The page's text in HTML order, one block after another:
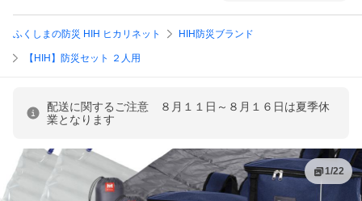
ふくしまの防災 HIH ヒカリネット HIH防災ブランド
【HIH】防災セット ２人用
配送に関するご注意 ８月１１日～８月１６日は夏季休
業となります
1/22